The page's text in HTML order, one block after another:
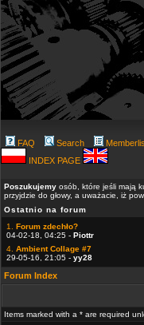
FAQ Search
INDEX PAGE
Poszukujemy osób, które jeśli mają
przyjdzie do głowy, a uważacie, iż
Ostatnio na forum
1. Forum zdechło?
04-02-18, 04:25 - Piottr
4. Ambient Collage #7
29-05-16, 21:05 - yy28
Forum Index
Items marked with a * are required